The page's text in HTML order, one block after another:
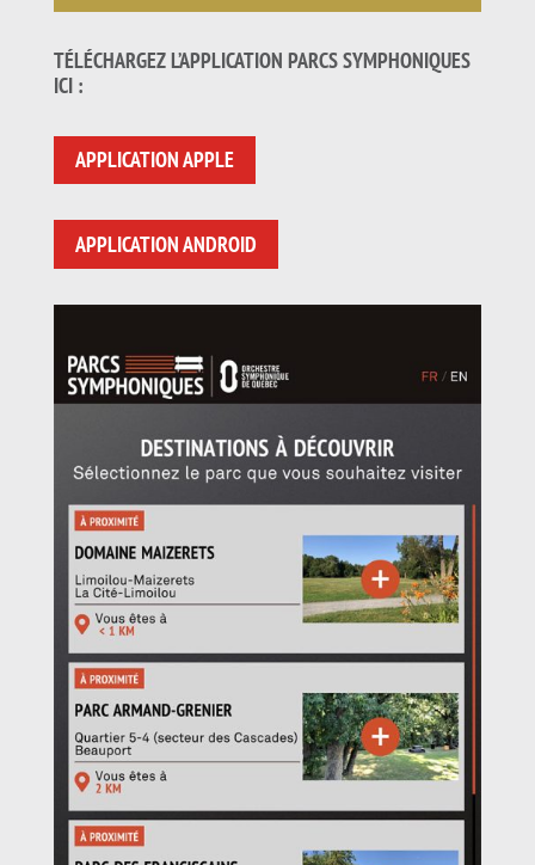
TÉLÉCHARGEZ L’APPLICATION PARCS SYMPHONIQUES
ICI :
APPLICATION APPLE
APPLICATION ANDROID